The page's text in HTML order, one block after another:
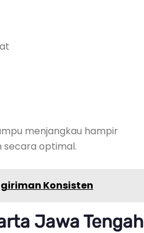
menjangkau hampir
secara optimal.
Konsisten
Jawa Tengah